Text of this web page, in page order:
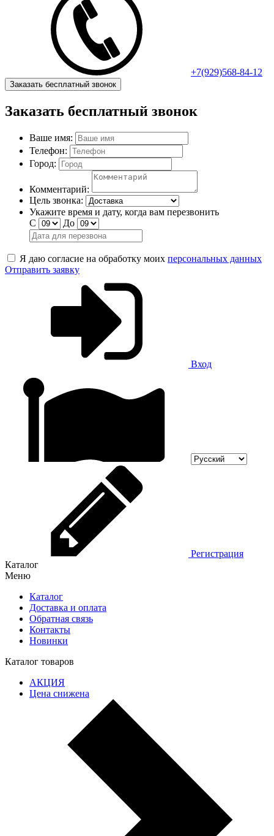
+7(929)568-84-12
Заказать бесплатный звонок
Заказать бесплатный звонок
Ваше имя:
Телефон:
Город:
Комментарий:
Цель звонка:
Укажите время и дату, когда вам перезвонить
С
До
Я даю согласие на обработку моих персональных данных
Отправить заявку
Вход
Регистрация
Каталог
Меню
Каталог
Доставка и оплата
Обратная связь
Контакты
Новинки
Каталог товаров
АКЦИЯ
Цена снижена